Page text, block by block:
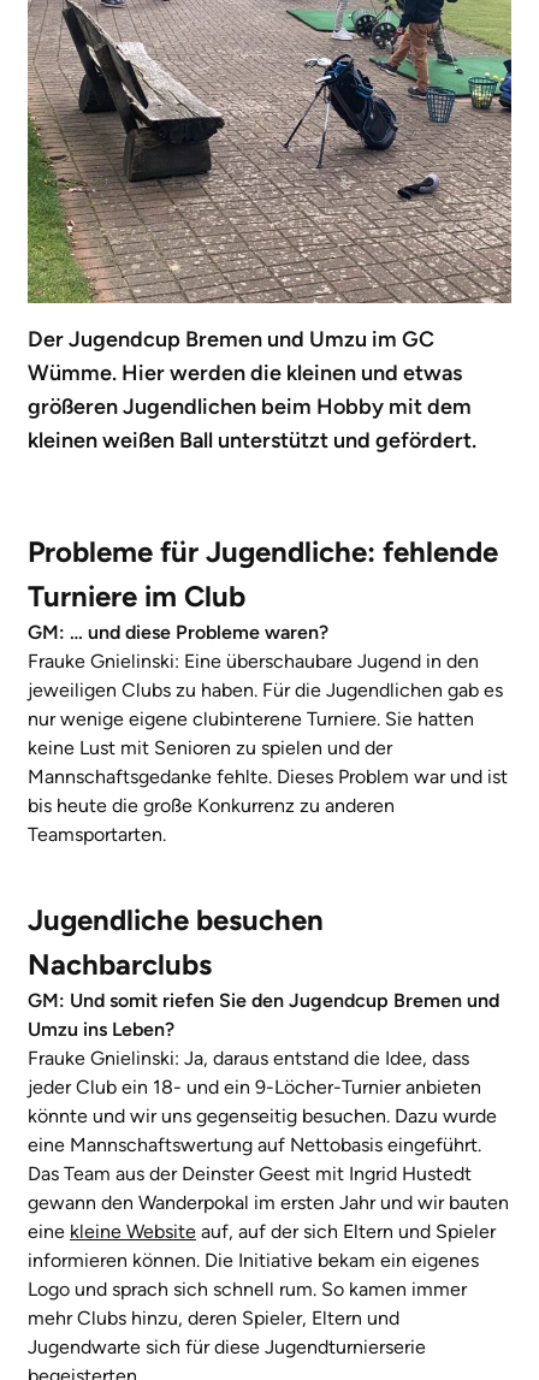
Der Jugendcup Bremen und Umzu im GC
Wümme. Hier werden die kleinen und etwas
größeren Jugendlichen beim Hobby mit dem
kleinen weißen Ball unterstützt und gefördert.
Probleme für Jugendliche: fehlende
Turniere im Club
GM: … und diese Probleme waren?
Frauke Gnielinski: Eine überschaubare Jugend in den
jeweiligen Clubs zu haben. Für die Jugendlichen gab es
nur wenige eigene clubinterene Turniere. Sie hatten
keine Lust mit Senioren zu spielen und der
Mannschaftsgedanke fehlte. Dieses Problem war und ist
bis heute die große Konkurrenz zu anderen
Teamsportarten.
Jugendliche besuchen
Nachbarclubs
GM: Und somit riefen Sie den Jugendcup Bremen und
Umzu ins Leben?
Frauke Gnielinski: Ja, daraus entstand die Idee, dass
jeder Club ein 18- und ein 9-Löcher-Turnier anbieten
könnte und wir uns gegenseitig besuchen. Dazu wurde
eine Mannschaftswertung auf Nettobasis eingeführt.
Das Team aus der Deinster Geest mit Ingrid Hustedt
gewann den Wanderpokal im ersten Jahr und wir bauten
eine kleine Website auf, auf der sich Eltern und Spieler
informieren können. Die Initiative bekam ein eigenes
Logo und sprach sich schnell rum. So kamen immer
mehr Clubs hinzu, deren Spieler, Eltern und
Jugendwarte sich für diese Jugendturnierserie
begeisterten.